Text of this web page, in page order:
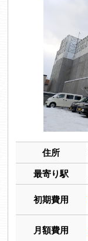
住所
最寄り駅
初期費用
月額費用